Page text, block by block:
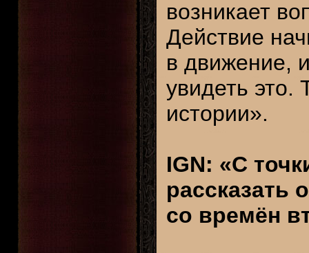
возникает
Действие
в движение,
увидеть это.
истории».
IGN: «С
рассказать
со времён